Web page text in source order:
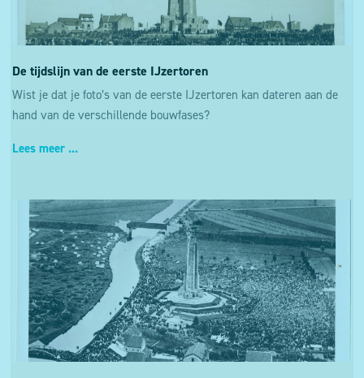
De tijdslijn van de eerste IJzertoren
Wist je dat je foto’s van de eerste IJzertoren kan dateren aan de
hand van de verschillende bouwfases?
Lees meer ...